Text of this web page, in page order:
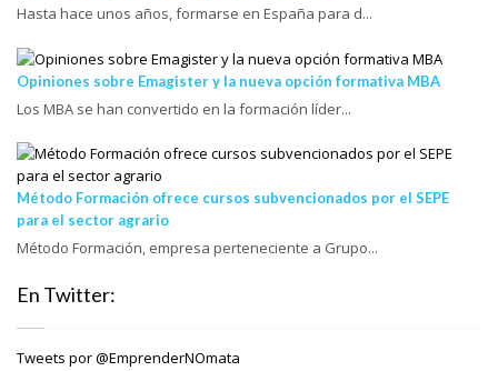
Hasta hace unos años, formarse en España para d...
Opiniones sobre Emagister y la nueva opción formativa MBA
Los MBA se han convertido en la formación líder...
Método Formación ofrece cursos subvencionados por el SEPE
para el sector agrario
Método Formación, empresa perteneciente a Grupo...
En Twitter:
Tweets por @EmprenderNOmata